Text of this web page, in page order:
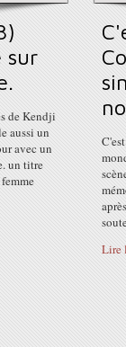
sur
de Kendji
aussi un
avec un
un titre
Lire